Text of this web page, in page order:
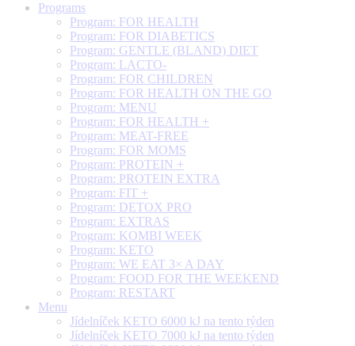
Programs
Program: FOR HEALTH
Program: FOR DIABETICS
Program: GENTLE (BLAND) DIET
Program: LACTO-
Program: FOR CHILDREN
Program: FOR HEALTH ON THE GO
Program: MENU
Program: FOR HEALTH +
Program: MEAT-FREE
Program: FOR MOMS
Program: PROTEIN +
Program: PROTEIN EXTRA
Program: FIT +
Program: DETOX PRO
Program: EXTRAS
Program: KOMBI WEEK
Program: KETO
Program: WE EAT 3× A DAY
Program: FOOD FOR THE WEEKEND
Program: RESTART
Menu
Jídelníček KETO 6000 kJ na tento týden
Jídelníček KETO 7000 kJ na tento týden